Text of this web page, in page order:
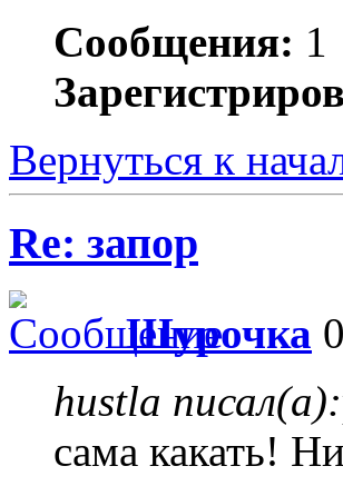
Сообщения: 1
Вернуться к
Re: запор
Шурочка
hustla писал(а):
сама какать!